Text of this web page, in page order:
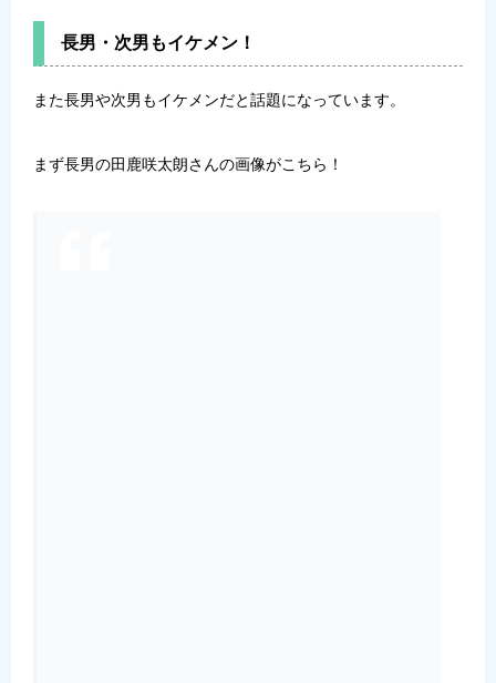
長男・次男もイケメン！
また長男や次男もイケメンだと話題になっています。
まず長男の田鹿咲太朗さんの画像がこちら！